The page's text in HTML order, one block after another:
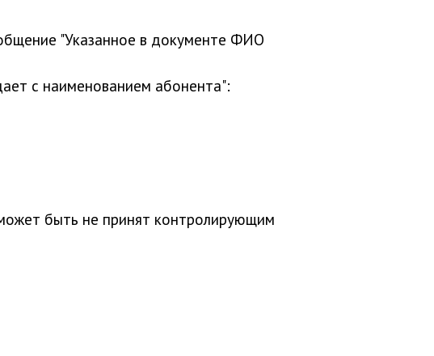
"Указанное в документе ФИО
с наименованием абонента":
быть не принят контролирующим